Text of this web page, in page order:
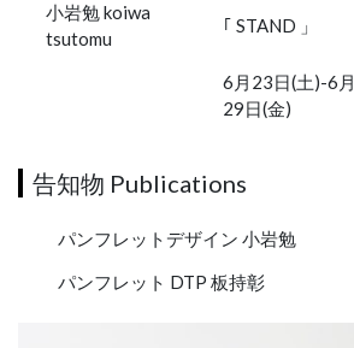
小岩勉 koiwa
tsutomu
｢ STAND 」
6月23日(土)-6月
29日(金)
告知物 Publications
パンフレットデザイン 小岩勉
パンフレット DTP 板持彰